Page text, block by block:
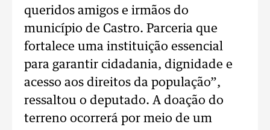
queridos amigos e irmãos do
município de Castro. Parceria que
fortalece uma instituição essencial
para garantir cidadania, dignidade e
acesso aos direitos da população”,
ressaltou o deputado. A doação do
terreno ocorrerá por meio de um